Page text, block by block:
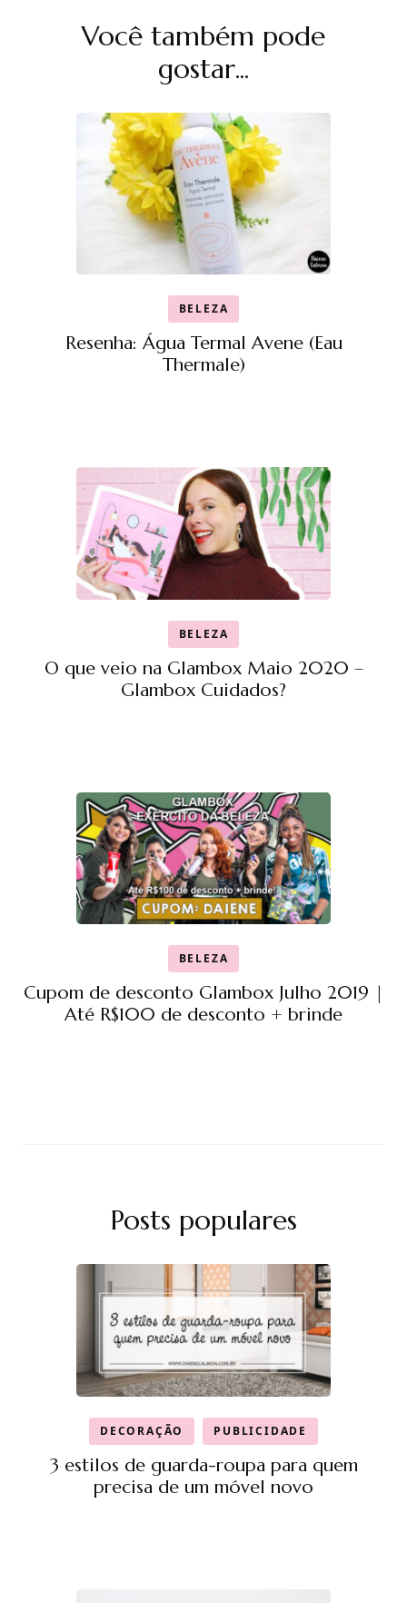
NavegaçãoVocê também pode
gostar...
BELEZA
Resenha: Água Termal Avene (Eau
Thermale)
BELEZA
O que veio na Glambox Maio 2020 –
Glambox Cuidados?
BELEZA
Cupom de desconto Glambox Julho 2019 |
Até R$100 de desconto + brinde
Posts populares
DECORAÇÃO PUBLICIDADE
3 estilos de guarda-roupa para quem
precisa de um móvel novo